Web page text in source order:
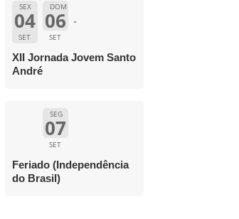
SEX
04
SET
DOM
06
SET
XII Jornada Jovem Santo
André
SEG
07
SET
Feriado (Independência
do Brasil)